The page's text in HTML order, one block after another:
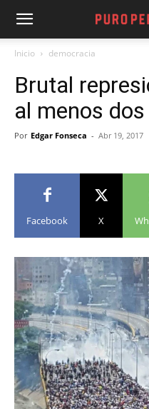
Inicio democracia
Brutal
al menos
Por Edgar Fonseca - Abr 19, 2017
Facebook X